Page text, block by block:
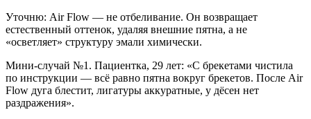
Уточню: Air Flow — не отбеливание. Он возвращает
естественный оттенок, удаляя внешние пятна, а не
«осветляет» структуру эмали химически.
Мини-случай №1. Пациентка, 29 лет: «С брекетами чистила
по инструкции — всё равно пятна вокруг брекетов. После Air
Flow дуга блестит, лигатуры аккуратные, у дёсен нет
раздражения».